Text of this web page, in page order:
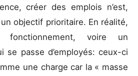
créer des emplois n’est,
objectif prioritaire. En réalité,
voire un
se passe d’employés: ceux-ci
une charge car la « masse